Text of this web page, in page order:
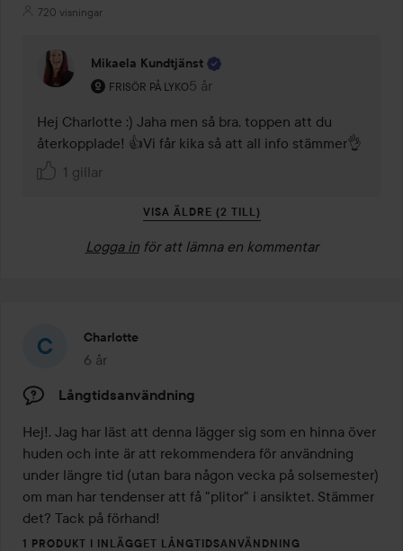
720 visningar
Mikaela Kundtjänst
FRISÖR PÅ LYKO
Användarens roll: Frisör på Lyko.
5 år
Kommentaren lades 5 år
Hej Charlotte :) Jaha men så bra, toppen att du
återkopplade! 👍Vi får kika så att all info stämmer👌
1 gillar
VISA ÄLDRE (2 TILL)
Logga in för att lämna en kommentar
Charlotte
6 år
Inlägget skapades 6 år
Långtidsanvändning
Hej!. Jag har läst att denna lägger sig som en hinna över
huden och inte är att rekommendera för användning
under längre tid (utan bara någon vecka på solsemester)
om man har tendenser att få "plitor" i ansiktet. Stämmer
det? Tack på förhand!
1 PRODUKT I INLÄGGET LÅNGTIDSANVÄNDNING